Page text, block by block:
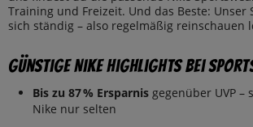
Training und Freizeit. Und das Beste:
sich ständig – also regelmäßig reinschauen
Günstige Nike Highlights bei
Bis zu 87 % Ersparnis gegenüber UVP –
Nike nur selten